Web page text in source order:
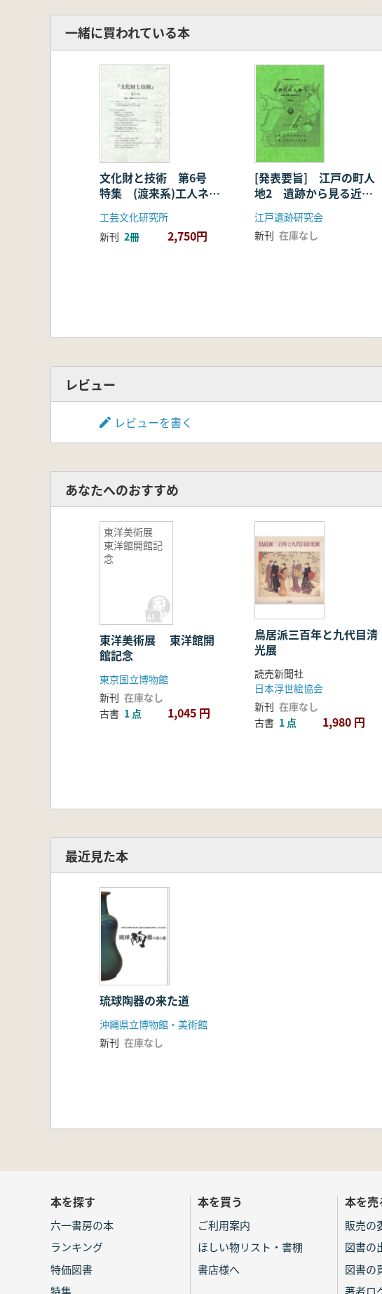
一緒に買われている本
文化財と技術 第6号
特集 (渡来系)工人ネッ
トワーク
工芸文化研究所
新刊 2冊 2,750円
[発表要旨] 江戸の町人
地2 遺跡から見る近世
都市江戸
江戸遺跡研究会
新刊 在庫なし
レビュー
レビューを書く
あなたへのおすすめ
東洋美術展
東洋館開館記
念
東洋美術展 東洋館開
館記念
東京国立博物館
新刊 在庫なし
古書 1 点 1,045 円
鳥居派三百年と九代目清
光展
読売新聞社
日本浮世絵協会
新刊 在庫なし
古書 1 点 1,980 円
最近見た本
琉球陶器の来た道
沖縄県立博物館・美術館
新刊 在庫なし
本を探す
六一書房の本
ランキング
特価図書
本を買う
ご利用案内
ほしい物リスト・書棚
書店様へ
本を売
販売の
図書の
図書の